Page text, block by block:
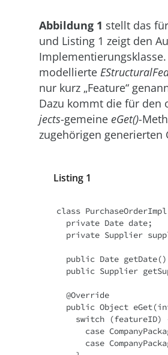
Abbildung 1 stellt das
und Listing 1 zeigt den
modellierte
nur kurz „Feature“
Dazu kommt die für den
jects-gemeine e­Get()-
zugehörigen generierten
Listing 1
class